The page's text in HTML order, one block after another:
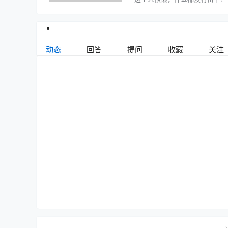
动态 回答 提问 收藏 关注